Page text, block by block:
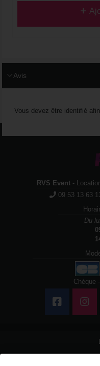
Avis
Vous devez être identifié
RVS Event -
09 53 13 63
Du
Chèque